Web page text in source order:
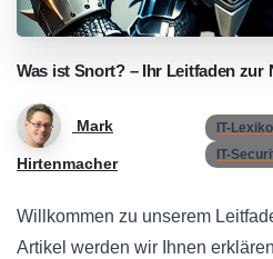
Was ist Snort? – Ihr Leitfaden zur
Mark
Hirtenmacher
IT-
IT-
Willkommen zu unserem
Artikel werden wir Ihnen